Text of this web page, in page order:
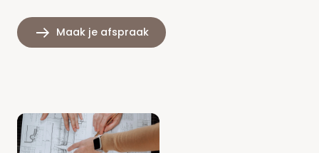
Maak je afspraak